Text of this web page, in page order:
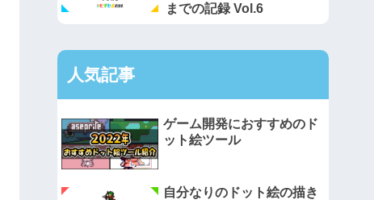
までの記録 Vol.6
人気記事
ゲーム開発におすすめのド
ット絵ツール
自分なりのドット絵の描き